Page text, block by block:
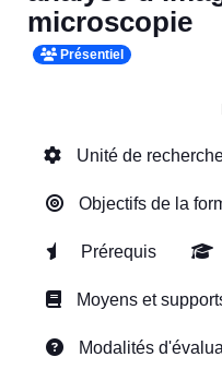
microscopie
Présentiel
Unité de
Objectifs de la
Prérequis
Moyens et
Modalités